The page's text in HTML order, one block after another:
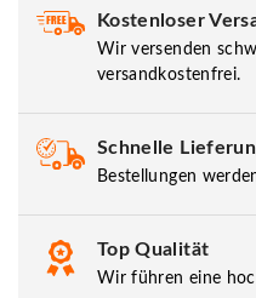
Kostenloser
Wir versenden
versandkostenfrei.
Schnelle
Bestellungen
Top Qualität
Wir führen eine